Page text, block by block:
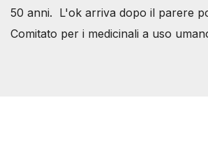
50 anni. L'ok arriva dopo il parere
Comitato per i medicinali a uso